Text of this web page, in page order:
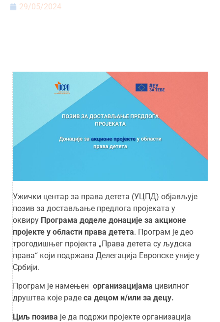
29/05/2024
Ужички центар за права детета (УЦПД) објављује
позив за достављање предлога пројеката у
оквиру Програма доделе донације за акционе
пројекте у области права детета. Програм је део
трогодишњег пројекта „Права детета су људска
права“ који подржава Делегација Европске уније у
Србији.
Програм је намењен организацијама цивилног
друштва које раде са децом и/или за децу.
Циљ позива је да подржи пројекте организација